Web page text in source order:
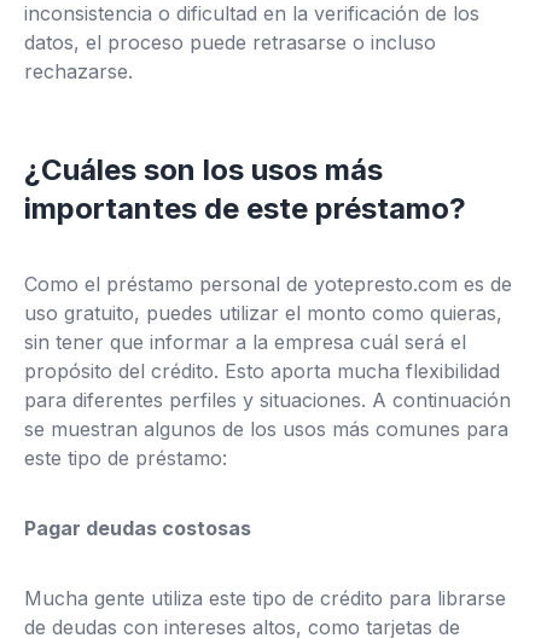
inconsistencia o dificultad en la verificación de los
datos, el proceso puede retrasarse o incluso
rechazarse.
¿Cuáles son los usos más
importantes de este préstamo?
Como el préstamo personal de yotepresto.com es de
uso gratuito, puedes utilizar el monto como quieras,
sin tener que informar a la empresa cuál será el
propósito del crédito. Esto aporta mucha flexibilidad
para diferentes perfiles y situaciones. A continuación
se muestran algunos de los usos más comunes para
este tipo de préstamo:
Pagar deudas costosas
Mucha gente utiliza este tipo de crédito para librarse
de deudas con intereses altos, como tarjetas de